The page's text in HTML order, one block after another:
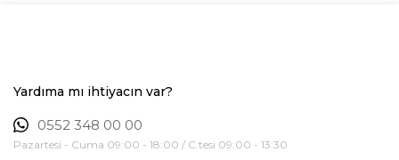
Yardıma mı ihtiyacın var?
0552 348 00 00
Pazartesi - Cuma 09:00 - 18:00 / C.tesi 09:00 - 13:30